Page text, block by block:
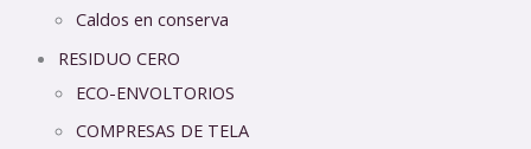
Caldos en conserva
RESIDUO CERO
ECO-ENVOLTORIOS
COMPRESAS DE TELA